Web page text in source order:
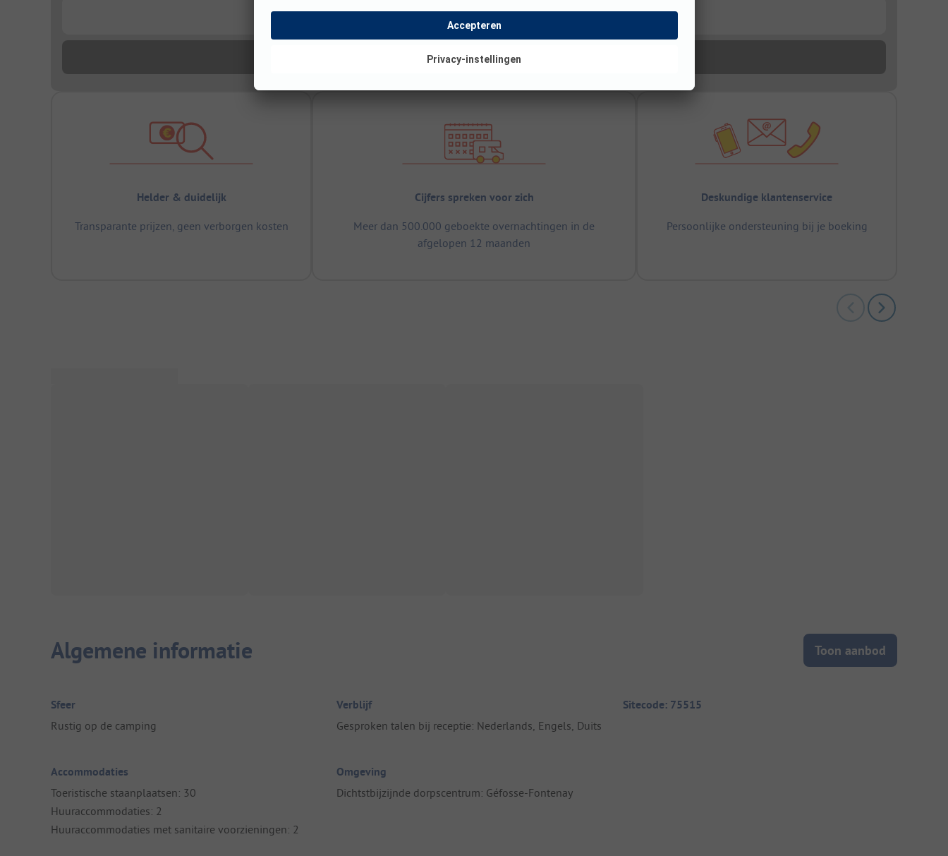
Helder & duidelijk
Transparante prijzen, geen verborgen kosten
Cijfers spreken voor zich
Meer dan 500.000 geboekte overnachtingen in de
afgelopen 12 maanden
Deskundige klantenservice
Persoonlijke ondersteuning bij je boeking
Algemene informatie Toon aanbod
Sfeer
Rustig op de camping
Accommodaties
Toeristische staanplaatsen: 30
Huuraccommodaties: 2
Huuraccommodaties met sanitaire voorzieningen: 2
Verblijf
Gesproken talen bij receptie: Nederlands, Engels, Duits
Omgeving
Dichtstbijzijnde dorpscentrum: Géfosse-Fontenay
Sitecode: 75515